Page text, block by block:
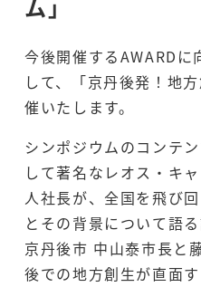
ム」
今後開催するAWARDに
して、「京丹後発！地
催いたします。
シンポジウムのコンテ
して著名なレオス・キ
人社長が、全国を飛び
とその背景について語
京丹後市 中山泰市長と
後での地方創生が直面